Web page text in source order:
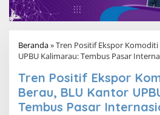
Beranda»Tren Positif Ekspor
UPBU Kalimarau: Tembus Pasar
Tren Positif Ekspor
Berau, BLU Kantor
Tembus Pasar